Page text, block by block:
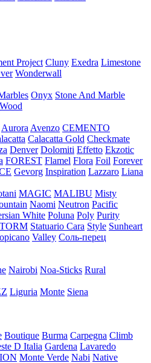
Project Cluny Exedra Limestone
Wonderwall
Onyx Stone And Marble
Wood
Aurora Avenzo CEMENTO
Calacatta Gold Checkmate
Denver Dolomiti Effetto Ekzotic
FOREST Flamel Flora Foil Forever
Gevorg Inspiration Lazzaro Liana
MAGIC MALIBU Misty
Naomi Neutron Pacific
White Poluna Poly Purity
Statuario Cara Style Sunheart
Valley Соль-перец
Nairobi Noa-Sticks Rural
Liguria Monte Siena
Boutique Burma Carpegna Climb
D Italia Gardena Lavaredo
Monte Verde Nabi Native